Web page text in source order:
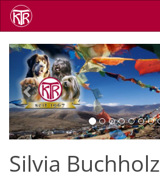
Skip
main
Previous
Silvia Buchholz